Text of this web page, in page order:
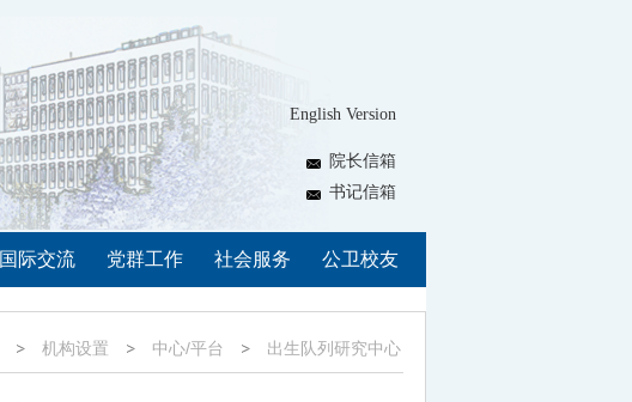
English Version
院长信箱
书记信箱
国际交流 党群工作 社会服务 公卫校友
机构设置 中心/平台 出生队列研究中心